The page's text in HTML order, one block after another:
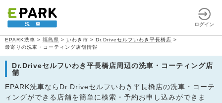
ログイン
EPARK洗車 > 福島県 > いわき市 > Dr.Driveセルフいわき平長橋店 >
最寄りの洗車・コーティング店舗情報
Dr.Driveセルフいわき平長橋店周辺の洗車・コーティング店
舗
EPARK洗車ならDr.Driveセルフいわき平長橋店の洗車・コーテ
ィングができる店舗を簡単に検索・予約お申し込みができま